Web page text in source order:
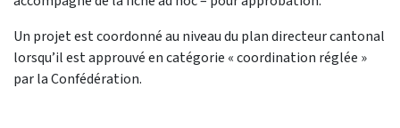
Un projet est coordonné au niveau du plan directeur cantonal
lorsqu’il est approuvé en catégorie « coordination réglée »
par la Confédération.